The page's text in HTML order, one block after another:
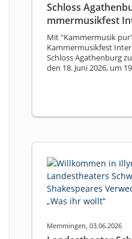
Schloss
mmermusikfest
Mit "Kammermusik
Kammermusikfest
Schloss Agathenburg
den 18. Juni 2026, um
Memmingen, 03.06.2026